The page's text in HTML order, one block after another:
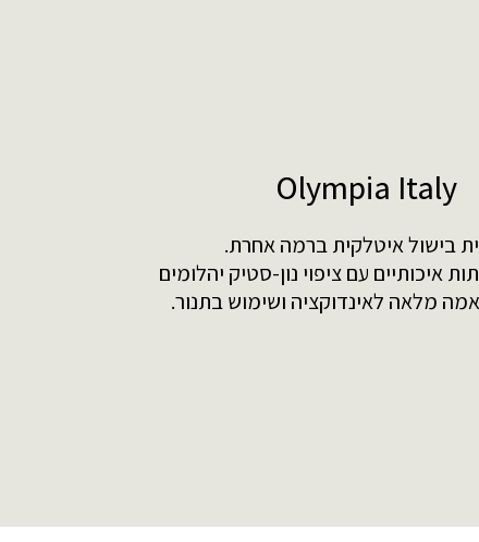
Olympia Italy
בישול איטלקית ברמה אחרת.
איכותיים עם ציפוי נון-סטיק יהלומים
מלאה לאינדוקציה ושימוש בתנור.